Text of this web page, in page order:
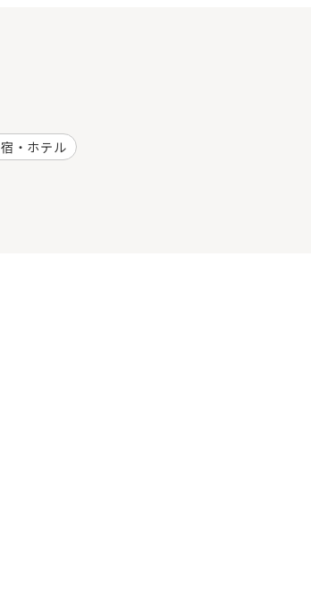
宿・ホテル